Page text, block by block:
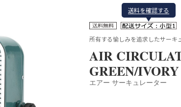
送料を確認する
所有する愉しみを追求したサーキ
AIR
GREEN/IVORY
エアー サーキュレーター